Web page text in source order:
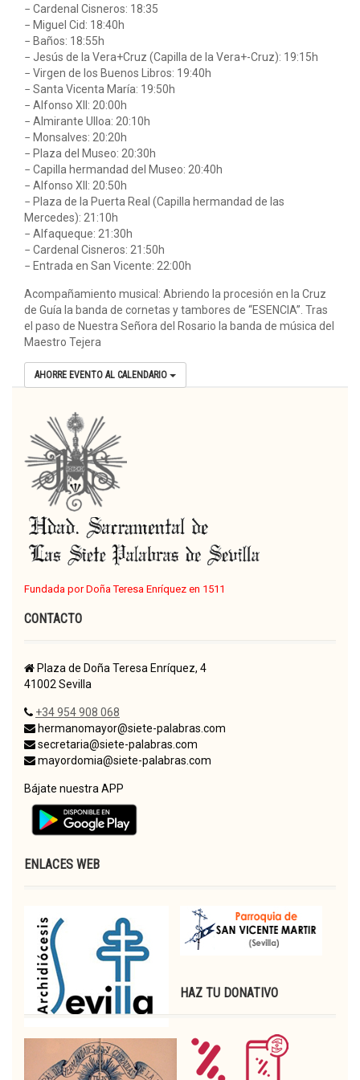
− Cardenal Cisneros: 18:35
− Miguel Cid: 18:40h
− Baños: 18:55h
− Jesús de la Vera+Cruz (Capilla de la Vera+-Cruz): 19:15h
− Virgen de los Buenos Libros: 19:40h
− Santa Vicenta María: 19:50h
− Alfonso XII: 20:00h
− Almirante Ulloa: 20:10h
− Monsalves: 20:20h
− Plaza del Museo: 20:30h
− Capilla hermandad del Museo: 20:40h
− Alfonso XII: 20:50h
− Plaza de la Puerta Real (Capilla hermandad de las
Mercedes): 21:10h
− Alfaqueque: 21:30h
− Cardenal Cisneros: 21:50h
− Entrada en San Vicente: 22:00h
Acompañamiento musical: Abriendo la procesión en la Cruz
de Guía la banda de cornetas y tambores de “ESENCIA”. Tras
el paso de Nuestra Señora del Rosario la banda de música del
Maestro Tejera
AHORRE EVENTO AL CALENDARIO
Fundada por Doña Teresa Enríquez en 1511
CONTACTO
Plaza de Doña Teresa Enríquez, 4
41002 Sevilla
+34 954 908 068
hermanomayor@siete-palabras.com
secretaria@siete-palabras.com
mayordomia@siete-palabras.com
Bájate nuestra APP
ENLACES WEB
HAZ TU DONATIVO